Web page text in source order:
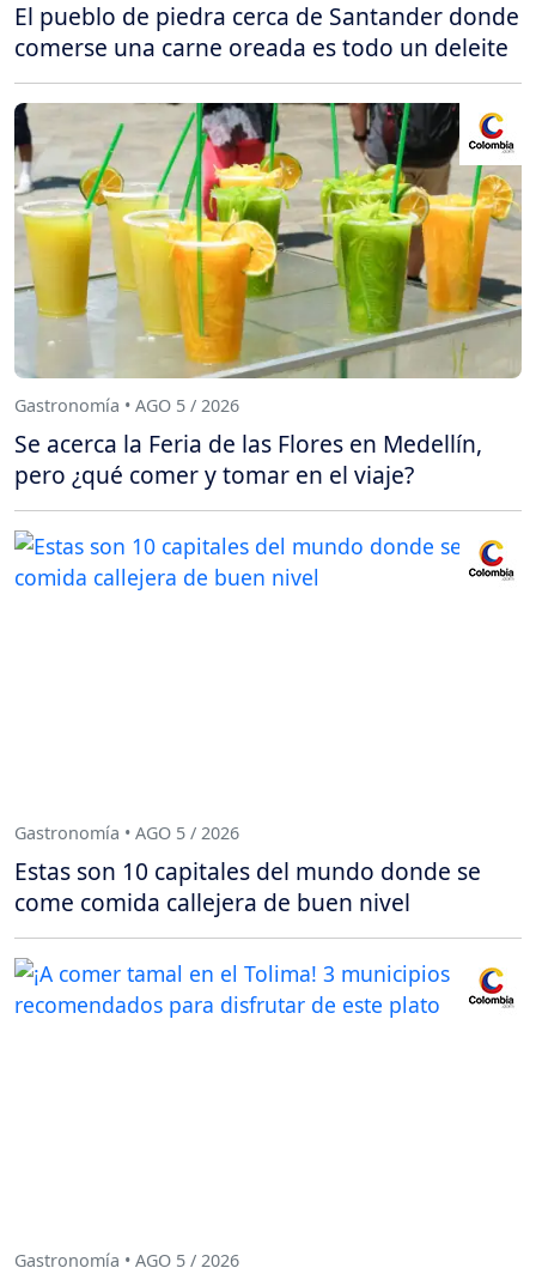
El pueblo de piedra cerca de Santander donde
comerse una carne oreada es todo un deleite
Gastronomía • AGO 5 / 2026
Se acerca la Feria de las Flores en Medellín,
pero ¿qué comer y tomar en el viaje?
Gastronomía • AGO 5 / 2026
Estas son 10 capitales del mundo donde se
come comida callejera de buen nivel
Gastronomía • AGO 5 / 2026